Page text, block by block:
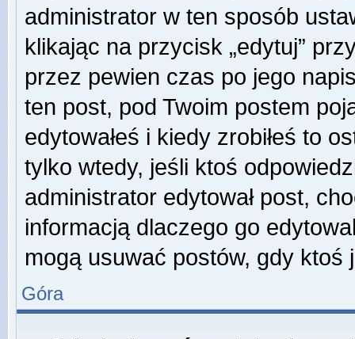
administrator w ten sposób
klikając na przycisk „edytuj”
przez pewien czas po jego
ten post, pod Twoim postem
edytowałeś i kiedy zrobiłeś to
tylko wtedy, jeśli ktoś
administrator edytował post,
informacją dlaczego go
mogą usuwać postów, gdy ktoś
Góra